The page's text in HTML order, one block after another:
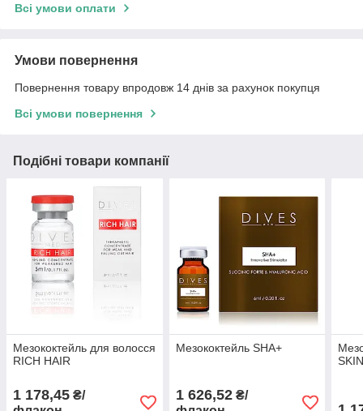
Всі умови оплати
Умови повернення
Повернення товару впродовж 14 днів за рахунок покупця
Всі умови повернення
Подібні товари компанії
Мезококтейль для волосся
RICH HAIR
1 178,45 ₴/
Мезококтейль SHA+
1 626,52₴/